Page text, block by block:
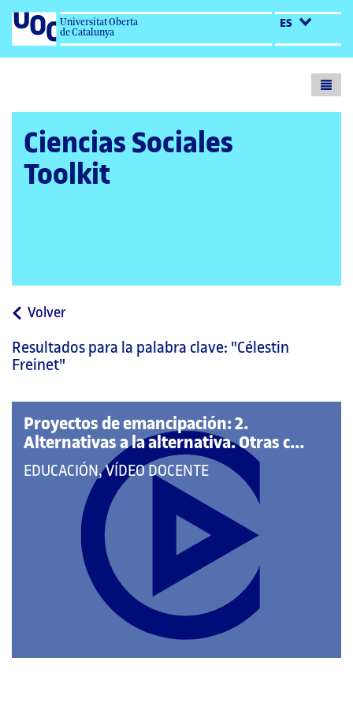
Universitat Oberta
de Catalunya
ES
Ciencias Sociales
Toolkit
Volvera
página
Resultados para la palabra clave: "Célestin
Freinet"
Proyectos de emancipación: 2.
Alternativas a la alternativa. Otras c...
QUE
PERTENECE
CATEGORÍAS:
EDUCACIÓN, VÍDEO DOCENTE